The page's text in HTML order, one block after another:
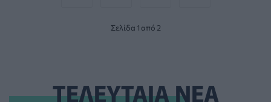
Σελίδα 1 από 2
ΤΕΛΕΥΤΑΙΑ ΝΕΑ